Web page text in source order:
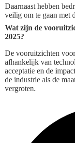
Daarnaast hebben
veilig om te gaan met
Wat zijn de
2025?
De vooruitzichten
afhankelijk van
acceptatie en de
de industrie als de
vergroten.